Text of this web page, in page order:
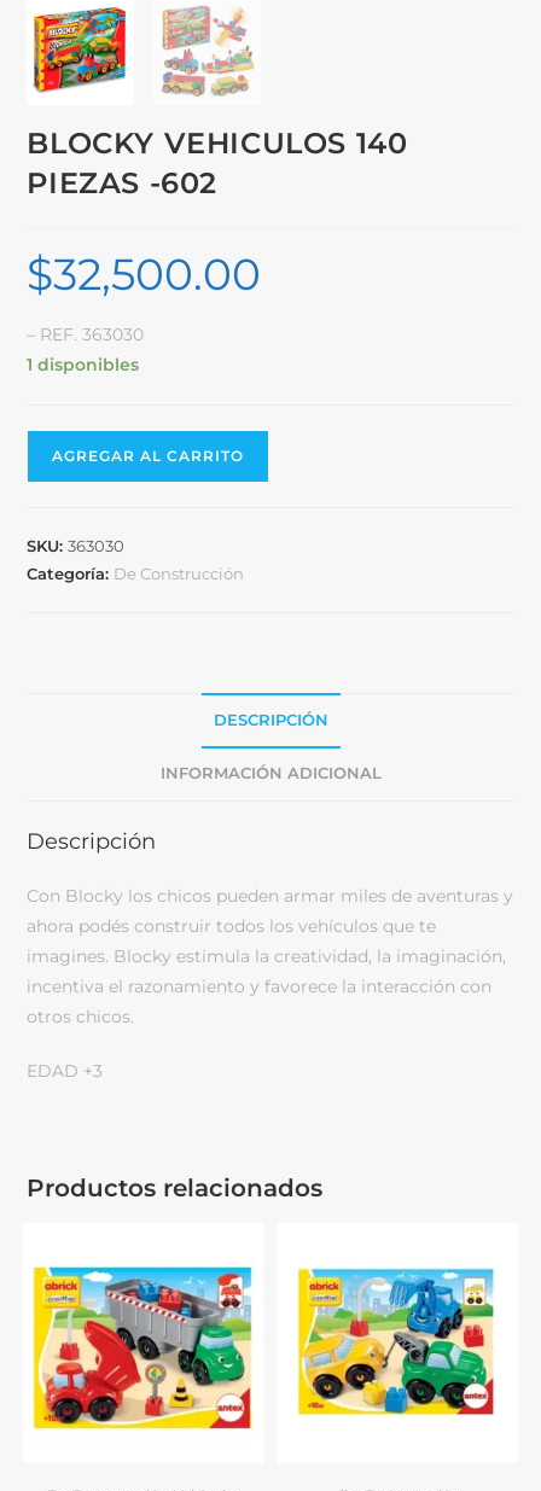
BLOCKY VEHICULOS 140
PIEZAS -602
$32,500.00
– REF. 363030
1 disponibles
AGREGAR AL CARRITO
SKU:363030
Categoría: De Construcción
DESCRIPCIÓN
INFORMACIÓN ADICIONAL
Descripción
Con Blocky los chicos pueden armar miles de aventuras y
ahora podés construir todos los vehículos que te
imagines. Blocky estimula la creatividad, la imaginación,
incentiva el razonamiento y favorece la interacción con
otros chicos.
EDAD +3
Productos relacionados